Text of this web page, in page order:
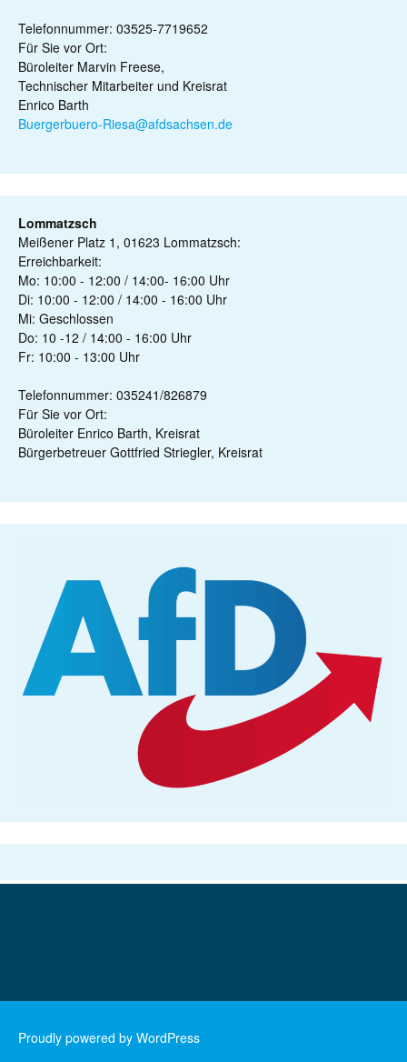
Telefonnummer: 03525-7719652
Für Sie vor Ort:
Büroleiter Marvin Freese,
Technischer Mitarbeiter und Kreisrat
Enrico Barth
Buergerbuero-Riesa@afdsachsen.de
Lommatzsch
Meißener Platz 1, 01623 Lommatzsch:
Erreichbarkeit:
Mo: 10:00 - 12:00 / 14:00- 16:00 Uhr
Di: 10:00 - 12:00 / 14:00 - 16:00 Uhr
Mi: Geschlossen
Do: 10 -12 / 14:00 - 16:00 Uhr
Fr: 10:00 - 13:00 Uhr
Telefonnummer: 035241/826879
Für Sie vor Ort:
Büroleiter Enrico Barth, Kreisrat
Bürgerbetreuer Gottfried Striegler, Kreisrat
Proudly powered by WordPress